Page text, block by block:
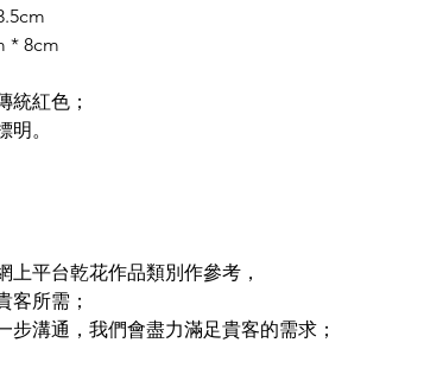
* 8cm
統紅色；
。
上平台乾花作品類別作參考，
客所需；
步溝通，我們會盡力滿足貴客的需求；